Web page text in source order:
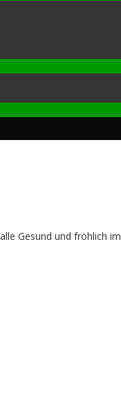
Gesund und fröhlich im